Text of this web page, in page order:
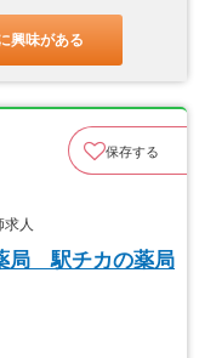
興味がある
保存する
人
局 駅チカの薬局